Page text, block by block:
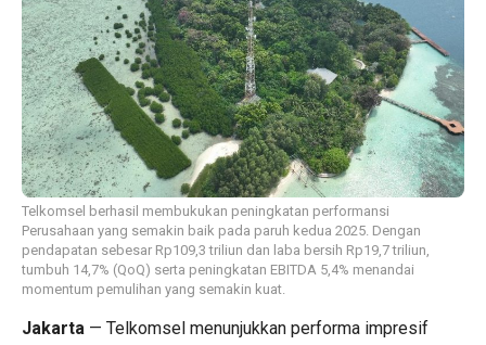
Telkomsel berhasil membukukan peningkatan performansi
Perusahaan yang semakin baik pada paruh kedua 2025. Dengan
pendapatan sebesar Rp109,3 triliun dan laba bersih Rp19,7 triliun,
tumbuh 14,7% (QoQ) serta peningkatan EBITDA 5,4% menandai
momentum pemulihan yang semakin kuat.
Jakarta — Telkomsel menunjukkan performa impresif